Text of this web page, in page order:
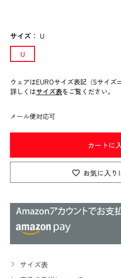
サイズ ： U
U
ウェアはEUROサイズ表記（Sサイズ
詳しくはサイズ表をご覧ください。
メール便対応可
カートに
お気に入り
サイズ表